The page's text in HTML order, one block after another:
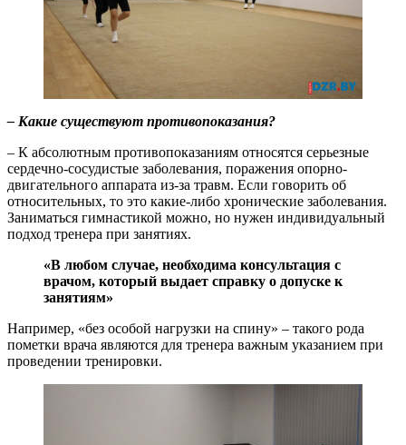
– Какие существуют противопоказания?
– К абсолютным противопоказаниям относятся серьезные
сердечно-сосудистые заболевания, поражения опорно-
двигательного аппарата из-за травм. Если говорить об
относительных, то это какие-либо хронические заболевания.
Заниматься гимнастикой можно, но нужен индивидуальный
подход тренера при занятиях.
«В любом случае, необходима консультация с
врачом, который выдает справку о допуске к
занятиям»
Например, «без особой нагрузки на спину» – такого рода
пометки врача являются для тренера важным указанием при
проведении тренировки.